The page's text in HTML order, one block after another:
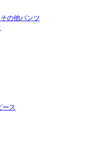
の他パンツ
ース